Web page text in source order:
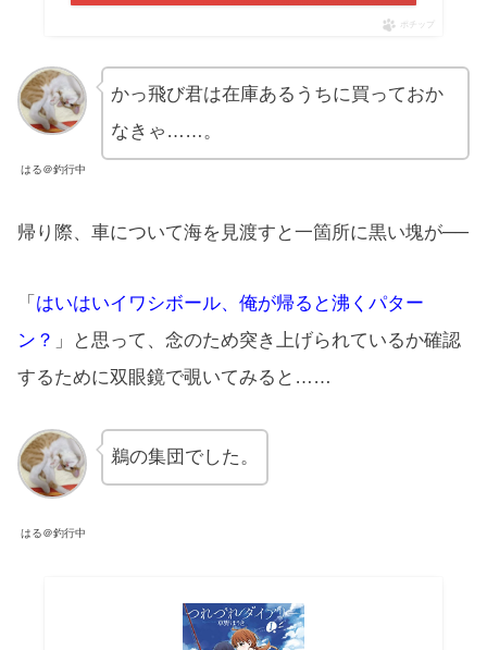
ポチップ
はる＠釣行中
かっ飛び君は在庫あるうちに買っておか
なきゃ……。
帰り際、車について海を見渡すと一箇所に黒い塊が──
「 はいはいイワシボール、俺が帰ると沸くパター
ン？ 」と思って、念のため突き上げられているか確認
するために双眼鏡で覗いてみると……
はる＠釣行中
鵜の集団でした。